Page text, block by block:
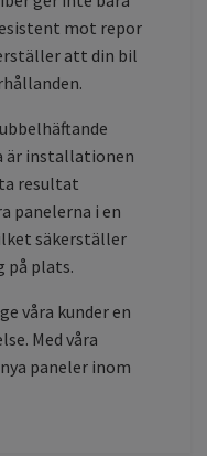
mot repor
att din bil
är installationen
resultat
panelerna i en
säkerställer
på plats.
våra kunder en
Med våra
paneler inom